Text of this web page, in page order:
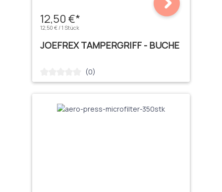
12,50 €*
12,50 € / 1 Stück
JOEFREX TAMPERGRIFF - BUCHE
Durchschnittliche Bewertung von 0 von 5 Sternen
(0)